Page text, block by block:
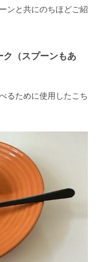
ンと共にのちほどご紹
（スプーンもあ
るために使用したこち